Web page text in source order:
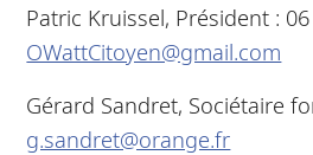
Patric Kruissel, Président :
OWattCitoyen@gmail.com
Gérard Sandret, Sociétaire
g.sandret@orange.fr